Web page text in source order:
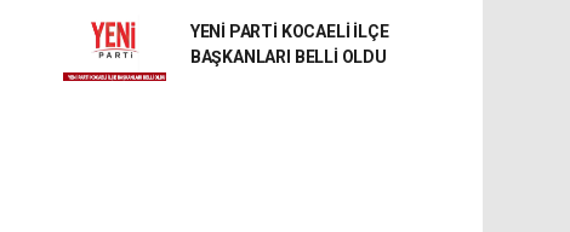
YENİ PARTİ KOCAELİ İLÇE
BAŞKANLARI BELLİ OLDU